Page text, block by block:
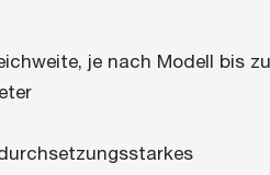
je nach Modell bis zu